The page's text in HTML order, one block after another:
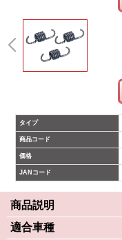
タイプ
商品コード
価格
JANコード
商品説明
適合車種